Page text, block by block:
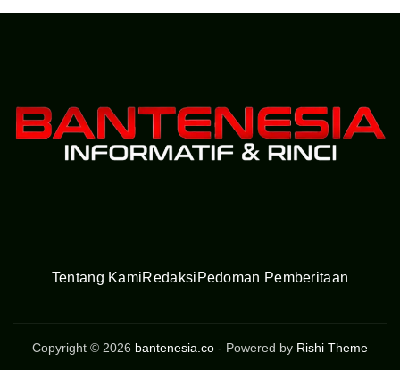
Tentang KamiRedaksi Pedoman Pemberitaan
Copyright © 2026 bantenesia.co - Powered by Rishi Theme